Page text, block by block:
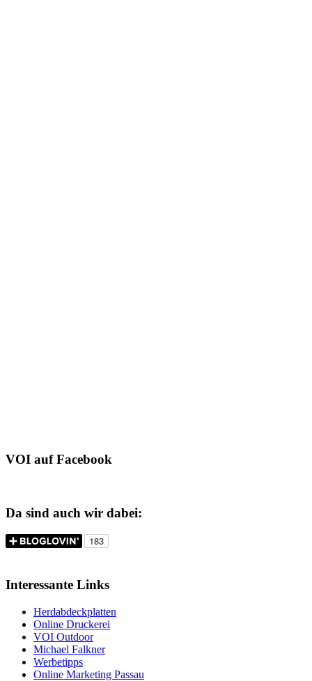
VOI auf Facebook
Da sind auch wir dabei:
Interessante Links
Herdabdeckplatten
Online Druckerei
VOI Outdoor
Michael Falkner
Werbetipps
Online Marketing Passau